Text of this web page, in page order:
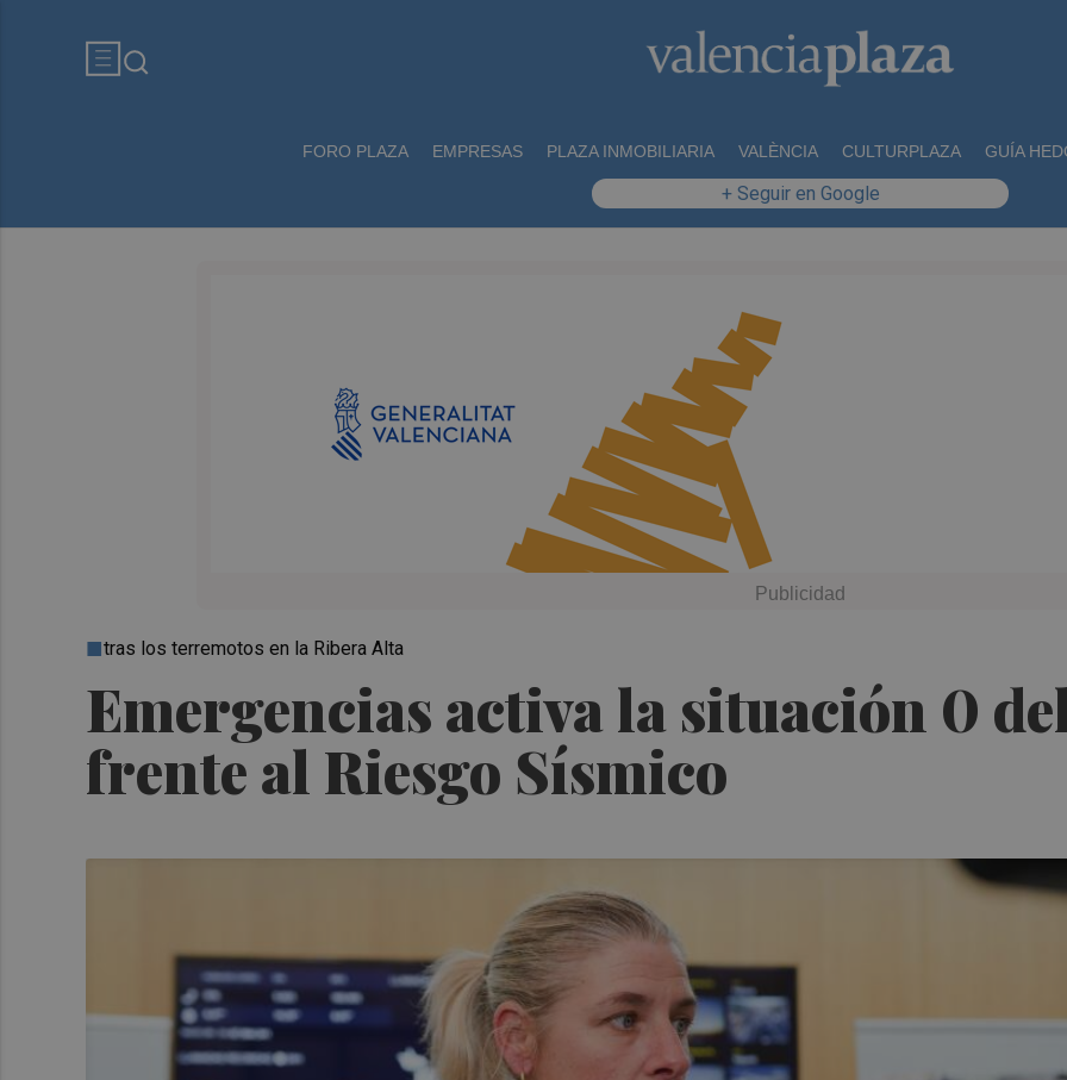
FORO PLAZA EMPRESAS PLAZA INMOBILIARIA VALÈNCIA CULTURPLAZA GUÍA
+ Seguir en Google
Emergencias activa la situación 0
frente al Riesgo Sísmico
tras los terremotos en la Ribera Alta